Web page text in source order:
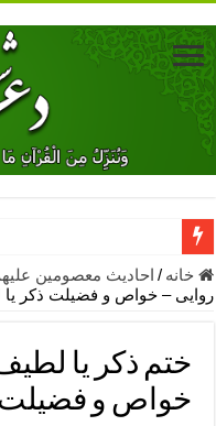
دعای جلب محبت فوری
دعای مشکل گشا برای رفع
معجزات دعای یا من اظهر
مهم ترین اذکار الهی و
دعا برای ترس بچه ها در
خانه / احادیث معصومین
روایی – خواص و فضیلت ذکر
ختم ذکر یا
خواص و فضیلت